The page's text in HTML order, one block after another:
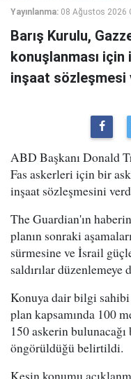
Yayınlanma: 08 Ağustos 2026
Barış Kurulu,
konuşlanması
inşaat sözleşmesi
ABD Başkanı Donald
Fas askerleri için bir
inşaat sözleşmesini
The Guardian'ın
planın sonraki
sürmesine ve İsrail
saldırılar düzenlemeye
Konuya dair bilgi sahibi
plan kapsamında 100
150 askerin
öngörüldüğü belirtildi.